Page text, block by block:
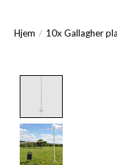
Hjem / 10x Gallagher
Product